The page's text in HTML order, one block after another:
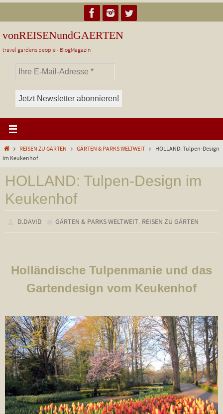
Inhalt
springen
vonREISENundGAERTEN
travel gardens people - BlogMagazin
StartREISEN ZU GÄRTEN GÄRTEN & PARKS WELTWEIT
HOLLAND: Tulpen-Design
im Keukenhof
HOLLAND: Tulpen-Design im
Keukenhof
D.DAVID GÄRTEN & PARKS WELTWEIT, REISEN ZU GÄRTEN
Holländische Tulpenmanie und das
Gartendesign vom Keukenhof